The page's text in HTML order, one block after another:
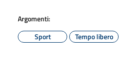
Argomenti:
Sport
Tempo libero